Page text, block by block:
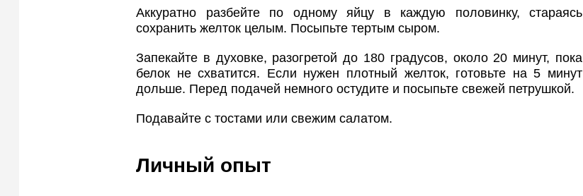
Аккуратно разбейте по одному яйцу в каждую половинку, стараясь
сохранить желток целым. Посыпьте тертым сыром.
Запекайте в духовке, разогретой до 180 градусов, около 20 минут, пока
белок не схватится. Если нужен плотный желток, готовьте на 5 минут
дольше. Перед подачей немного остудите и посыпьте свежей петрушкой.
Подавайте с тостами или свежим салатом.
Личный опыт